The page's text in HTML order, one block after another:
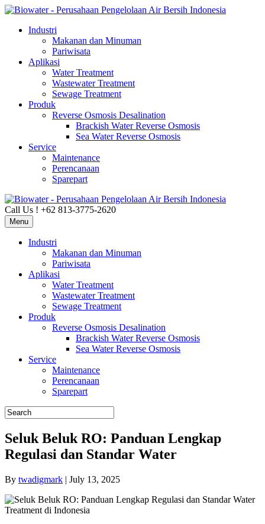
Industri
Makanan dan Minuman
Pariwisata
Aplikasi
Water Treatment
Wastewater Treatment
Sewage Treatment
Produk
Reverse Osmosis Desalination
Brackish Water Reverse Osmosis
Sea Water Reverse Osmosis
Service
Maintenance
Perencanaan
Sparepart
Call Us ! +62 813-3775-2620
Menu
Industri
Makanan dan Minuman
Pariwisata
Aplikasi
Water Treatment
Wastewater Treatment
Sewage Treatment
Produk
Reverse Osmosis Desalination
Brackish Water Reverse Osmosis
Sea Water Reverse Osmosis
Service
Maintenance
Perencanaan
Sparepart
Seluk Beluk RO: Panduan Lengkap
Regulasi dan Standar Water
By twadigmark | July 13, 2025